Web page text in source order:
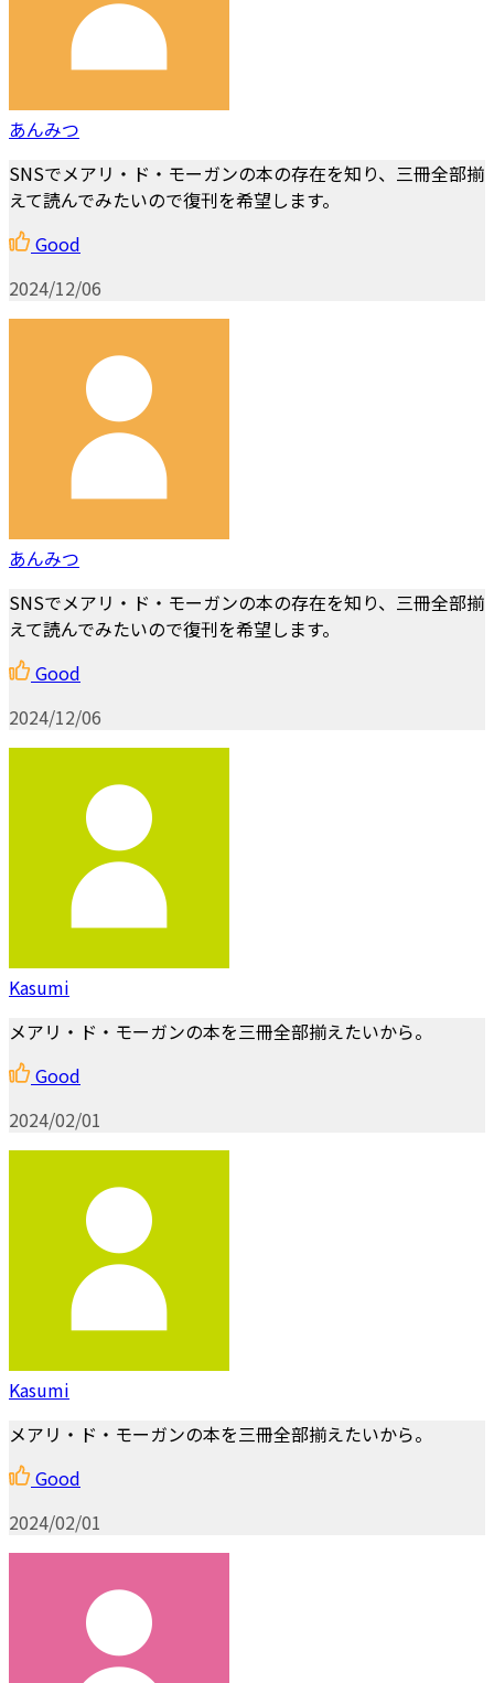
あんみつ
SNSでメアリ・ド・モーガンの本の存在を知り、三冊全部揃
えて読んでみたいので復刊を希望します。
Good
2024/12/06
あんみつ
SNSでメアリ・ド・モーガンの本の存在を知り、三冊全部揃
えて読んでみたいので復刊を希望します。
Good
2024/12/06
Kasumi
メアリ・ド・モーガンの本を三冊全部揃えたいから。
Good
2024/02/01
Kasumi
メアリ・ド・モーガンの本を三冊全部揃えたいから。
Good
2024/02/01